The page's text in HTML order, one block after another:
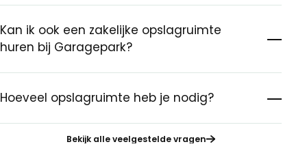
Kan ik ook een zakelijke opslagruimte
huren bij Garagepark?
Hoeveel opslagruimte heb je nodig?
Bekijk alle veelgestelde vragen